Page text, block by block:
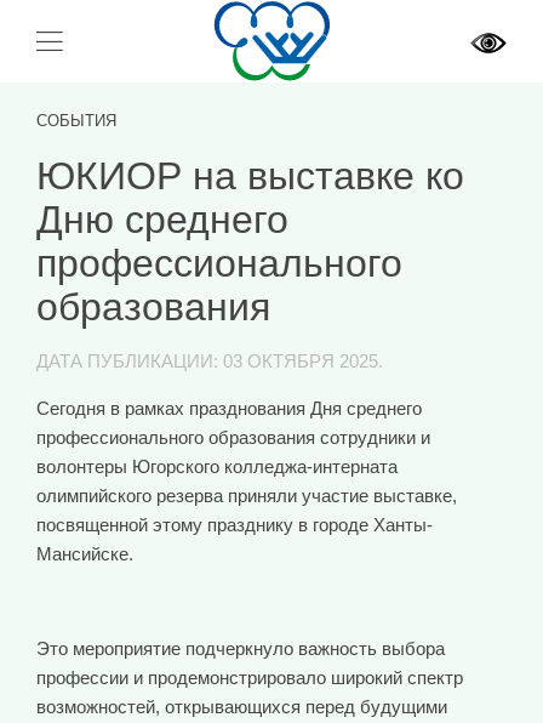
СОБЫТИЯ
ЮКИОР на выставке ко
Дню среднего
профессионального
образования
ДАТА ПУБЛИКАЦИИ: 03 ОКТЯБРЯ 2025.
Сегодня в рамках празднования Дня среднего
профессионального образования сотрудники и
волонтеры Югорского колледжа-интерната
олимпийского резерва приняли участие выставке,
посвященной этому празднику в городе Ханты-
Мансийске.
Это мероприятие подчеркнуло важность выбора
профессии и продемонстрировало широкий спектр
возможностей, открывающихся перед будущими